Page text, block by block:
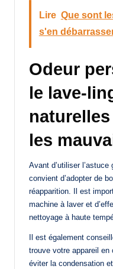
Lire Que sont
s'en
Odeur
le lave-
les
Avant d’utiliser l’astuce
convient d’adopter de
réapparition. Il est
machine à laver et
nettoyage à haute
Il est également
trouve votre appareil
éviter la condensation